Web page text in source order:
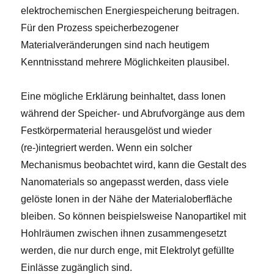
elektrochemischen Energiespeicherung beitragen.
Für den Prozess speicherbezogener
Materialveränderungen sind nach heutigem
Kenntnisstand mehrere Möglichkeiten plausibel.
Eine mögliche Erklärung beinhaltet, dass Ionen
während der Speicher- und Abrufvorgänge aus dem
Festkörpermaterial herausgelöst und wieder
(re-)integriert werden. Wenn ein solcher
Mechanismus beobachtet wird, kann die Gestalt des
Nanomaterials so angepasst werden, dass viele
gelöste Ionen in der Nähe der Materialoberfläche
bleiben. So können beispielsweise Nanopartikel mit
Hohlräumen zwischen ihnen zusammengesetzt
werden, die nur durch enge, mit Elektrolyt gefüllte
Einlässe zugänglich sind.